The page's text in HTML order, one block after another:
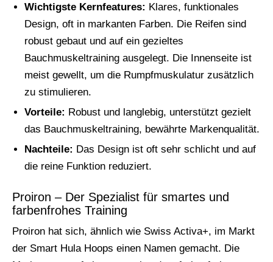
Wichtigste Kernfeatures: Klares, funktionales
Design, oft in markanten Farben. Die Reifen sind
robust gebaut und auf ein gezieltes
Bauchmuskeltraining ausgelegt. Die Innenseite ist
meist gewellt, um die Rumpfmuskulatur zusätzlich
zu stimulieren.
Vorteile: Robust und langlebig, unterstützt gezielt
das Bauchmuskeltraining, bewährte Markenqualität.
Nachteile: Das Design ist oft sehr schlicht und auf
die reine Funktion reduziert.
Proiron – Der Spezialist für smartes und
farbenfrohes Training
Proiron hat sich, ähnlich wie Swiss Activa+, im Markt
der Smart Hula Hoops einen Namen gemacht. Die